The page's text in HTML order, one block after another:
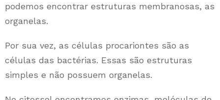
podemos encontrar estruturas membranosas, as
organelas.
Por sua vez, as células procariontes são as
células das bactérias. Essas são estruturas
simples e não possuem organelas.